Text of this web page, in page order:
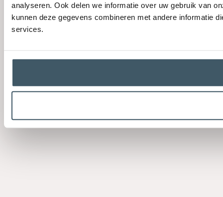
analyseren. Ook delen we informatie over uw gebruik van
kunnen deze gegevens combineren met andere informatie
services.